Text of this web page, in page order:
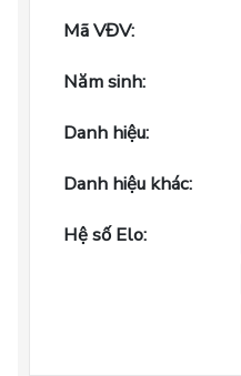
Mã VĐV:
Năm sinh:
Danh hiệu:
Danh hiệu khác:
Hệ số Elo: